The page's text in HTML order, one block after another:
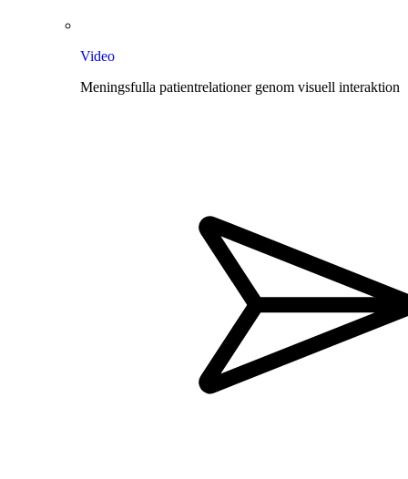
Video
Meningsfulla patientrelationer genom visuell interaktion